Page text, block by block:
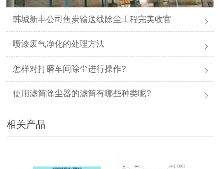
韩城新丰公司焦炭输送线除尘工程完美收官
喷漆废气净化的处理方法
怎样对打磨车间除尘进行操作?
使用滤筒除尘器的滤筒有哪些种类呢?
相关产品